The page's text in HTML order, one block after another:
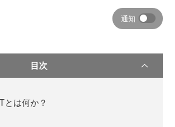
通知
目次
とは何か？